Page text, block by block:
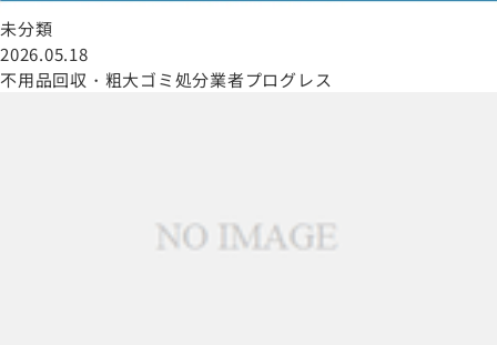
未分類
2026.05.18
不用品回収・粗大ゴミ処分業者プログレス